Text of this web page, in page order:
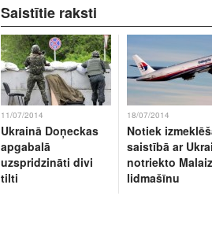
Saistītie raksti
11/07/2014
Ukrainā Doņeckas
apgabalā
uzspridzināti divi
tilti
18/07/2014
Notiek
saistībā ar
notriekto
lidmašīnu